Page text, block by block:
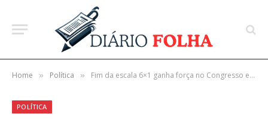
Home » Política » Fim da escala 6×1 ganha força no Congresso e reacende debate sobre produtividade e qualidade de vida
POLÍTICA